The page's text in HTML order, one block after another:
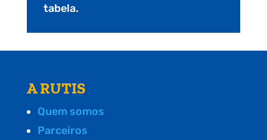
tabela.
A RUTIS
Quem somos
Parceiros